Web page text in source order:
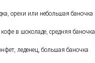
орехи или небольшая баночка
в шоколаде, средняя баночка
леденец, большая баночка